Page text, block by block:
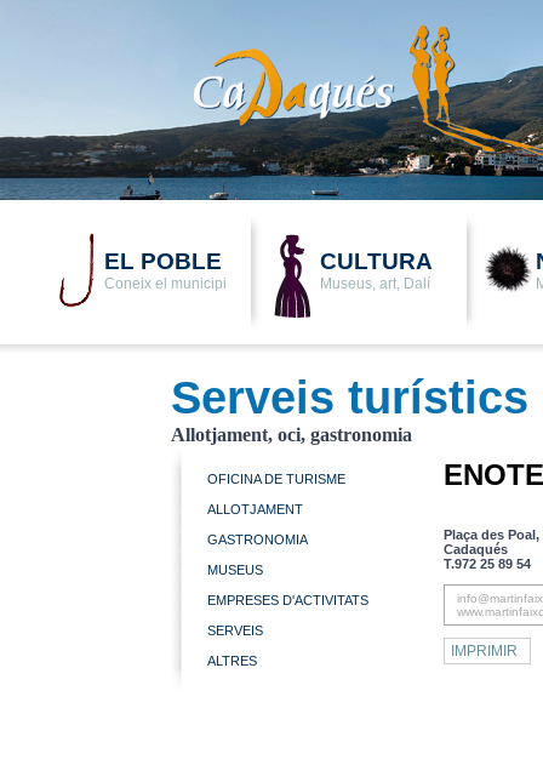
EL POBLE
Coneix el municipi
CULTURA
Museus, art, Dalí
Serveis turístics
Allotjament, oci, gastronomia
OFICINA DE TURISME
ALLOTJAMENT
GASTRONOMIA
MUSEUS
EMPRESES D'ACTIVITATS
SERVEIS
ALTRES
Plaça des Poal,
Cadaqués
T.972 25 89 54
IMPRIMIR